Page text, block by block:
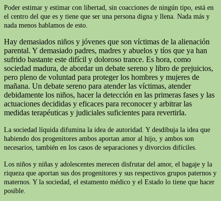
Poder estimar y estimar con libertad, sin coacciones de ningún tipo, está en
el centro del que es y tiene que ser una persona digna y llena. Nada más y
nada menos hablamos de esto.
Hay demasiados niños y jóvenes que son víctimas de la alienación
parental. Y demasiado padres, madres y abuelos y tíos que ya han
sufrido bastante este difícil y doloroso trance. Es hora, como
sociedad madura, de abordar un debate sereno y libro de prejuicios,
pero pleno de voluntad para proteger los hombres y mujeres de
mañana. Un debate sereno para atender las víctimas, atender
debidamente los niños, hacer la detección en las primeras fases y las
actuaciones decididas y eficaces para reconocer y arbitrar las
medidas terapéuticas y judiciales suficientes para revertirla.
La sociedad líquida difumina la idea de autoridad. Y desdibuja la idea que
habiendo dos progenitores ambos aportan amor al hijo, y ambos son
necesarios, también en los casos de separaciones y divorcios difíciles.
Los niños y niñas y adolescentes merecen disfrutar del amor, el bagaje y la
riqueza que aportan sus dos progenitores y sus respectivos grupos paternos y
maternos. Y la sociedad, el estamento médico y el Estado lo tiene que hacer
posible.